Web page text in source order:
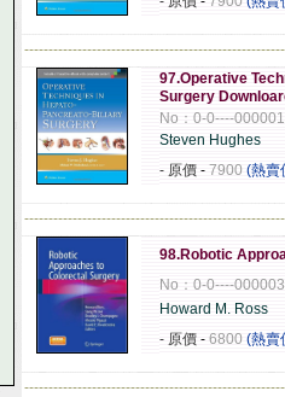
97.Operative
Surgery
No：0-0----
Steven Hughes
- 原價 - 7900 (熱賣
98.Robotic
No：0-0----
Howard M. Ross
- 原價 - 6800 (熱賣